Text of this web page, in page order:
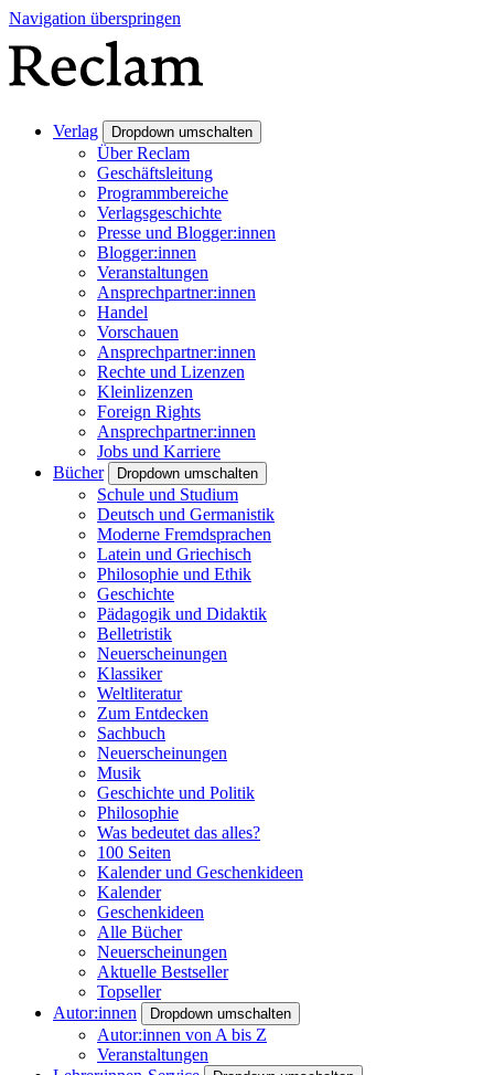
Navigation überspringen
Verlag Dropdown umschalten
Über Reclam
Geschäftsleitung
Programmbereiche
Verlagsgeschichte
Presse und Blogger:innen
Blogger:innen
Veranstaltungen
Ansprechpartner:innen
Handel
Vorschauen
Ansprechpartner:innen
Rechte und Lizenzen
Kleinlizenzen
Foreign Rights
Ansprechpartner:innen
Jobs und Karriere
Bücher
Dropdown umschalten
Schule und Studium
Deutsch und Germanistik
Moderne Fremdsprachen
Latein und Griechisch
Philosophie und Ethik
Geschichte
Pädagogik und Didaktik
Belletristik
Neuerscheinungen
Klassiker
Weltliteratur
Zum Entdecken
Sachbuch
Neuerscheinungen
Musik
Geschichte und Politik
Philosophie
Was bedeutet das alles?
100 Seiten
Kalender und Geschenkideen
Kalender
Geschenkideen
Alle Bücher
Neuerscheinungen
Aktuelle Bestseller
Topseller
Autor:innen
Dropdown umschalten
Autor:innen von A bis Z
Veranstaltungen